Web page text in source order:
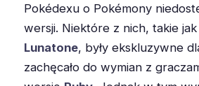
Pokédexu o Pokémony
wersji. Niektóre z nich, takie jak
Lunatone, były ekskluzywne
zachęcało do wymian z